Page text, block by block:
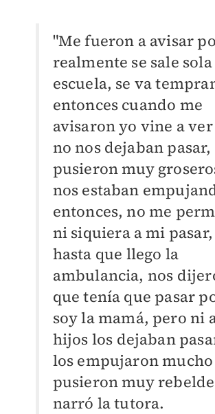
"Me fueron a avisar
realmente se sale
escuela, se va
entonces cuando me
avisaron yo vine a
no nos dejaban pasar,
pusieron muy
nos estaban
entonces, no me
ni siquiera a mi
hasta que llego la
ambulancia, nos
que tenía que pasar
soy la mamá, pero ni
hijos los dejaban
los empujaron mucho
pusieron muy
narró la tutora.